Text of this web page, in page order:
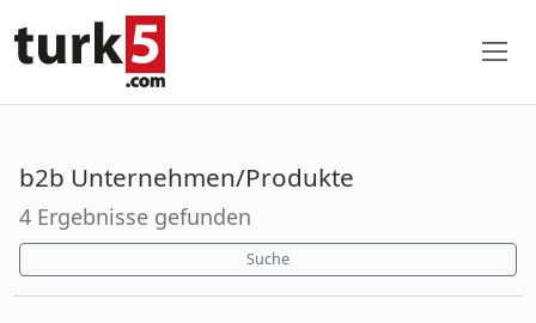
b2b Unternehmen/Produkte
4 Ergebnisse gefunden
Suche